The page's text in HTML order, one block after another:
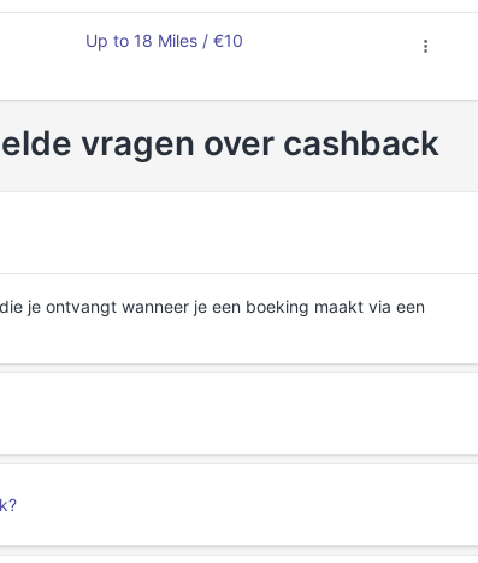
Up to 18 Miles / €10
vragen over cashback
je ontvangt wanneer je een boeking maakt via een